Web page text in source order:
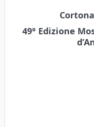
49° Edizione